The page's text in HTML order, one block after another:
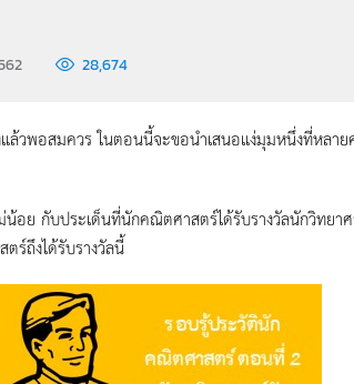
28,674
พอสมควร ในตอนนี้จะขอนำเสนอแง่มุมหนึ่งที่หลา
ย กับประเด็นที่นักคณิตศาสตร์ได้รับรางวัลนักวิทยาศ
ร์ถึงได้รับรางวัลนี้